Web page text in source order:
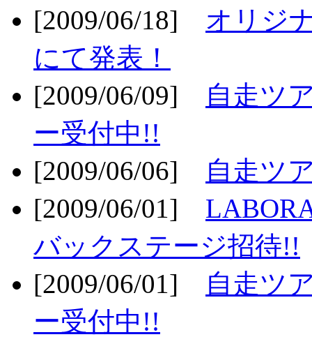
[2009/06/18] オリジ
にて発表！
[2009/06/09]
自走ツ
ー受付中!!
[2009/06/06]
自走ツ
[2009/06/01]
バックステージ招待!!
[2009/06/01]
自走ツ
ー受付中!!